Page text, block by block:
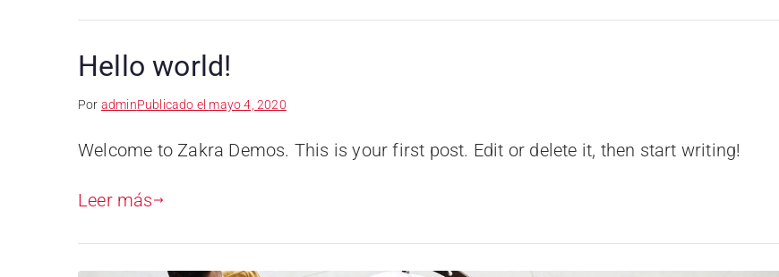
Hello world!
Por adminPublicado el mayo 4, 2020
Welcome to Zakra Demos. This is your first post. Edit or delete it, then start writing!
Leer más